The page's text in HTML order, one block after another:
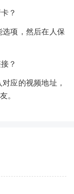
？
项，然后在人保
？
应的视频地址，
。